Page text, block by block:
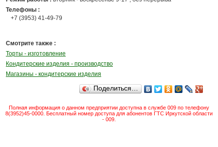
Телефоны :
+7 (3953) 41-49-79
Смотрите также :
Торты - изготовление
Кондитерские изделия - производство
Магазины - кондитерские изделия
Поделиться…
Полная информация о данном предприятии доступна в службе 009 по телефону
8(3952)45-0000. Бесплатный номер доступа для абонентов ГТС Иркутской области
- 009.